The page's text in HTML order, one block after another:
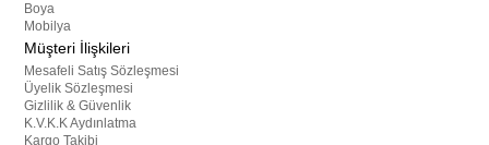
Boya
Mobilya
Müşteri İlişkileri
Mesafeli Satış Sözleşmesi
Üyelik Sözleşmesi
Gizlilik & Güvenlik
K.V.K.K Aydınlatma
Kargo Takibi